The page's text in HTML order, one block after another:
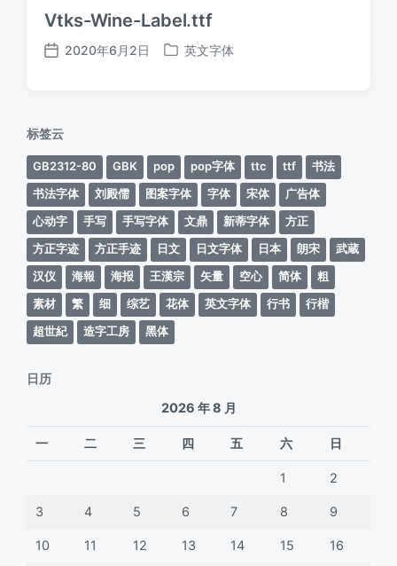
Vtks-Wine-Label.ttf
发
2020年6月2日
发
英文字体
标签云
GB2312-80 GBK pop pop字体 ttc ttf
书法
书法字体
刘殿儒 图案字体 字体 宋体
广告体
心动字
手写 手写字体 文鼎 新蒂字体
方正
方正字迹
方正手迹 日文 日文字体 日本 朗宋
武蔵
汉仪
海報 海报 王漢宗 矢量 空心 简体
粗
素材
繁 细 综艺 花体 英文字体 行书
行楷
超世紀
造字工房 黑体
日历
2026 年 8 月
一 二 三 四 五 六 日
1 2
3 4 5 6 7 8 9
10 11 12 13 14 15 16